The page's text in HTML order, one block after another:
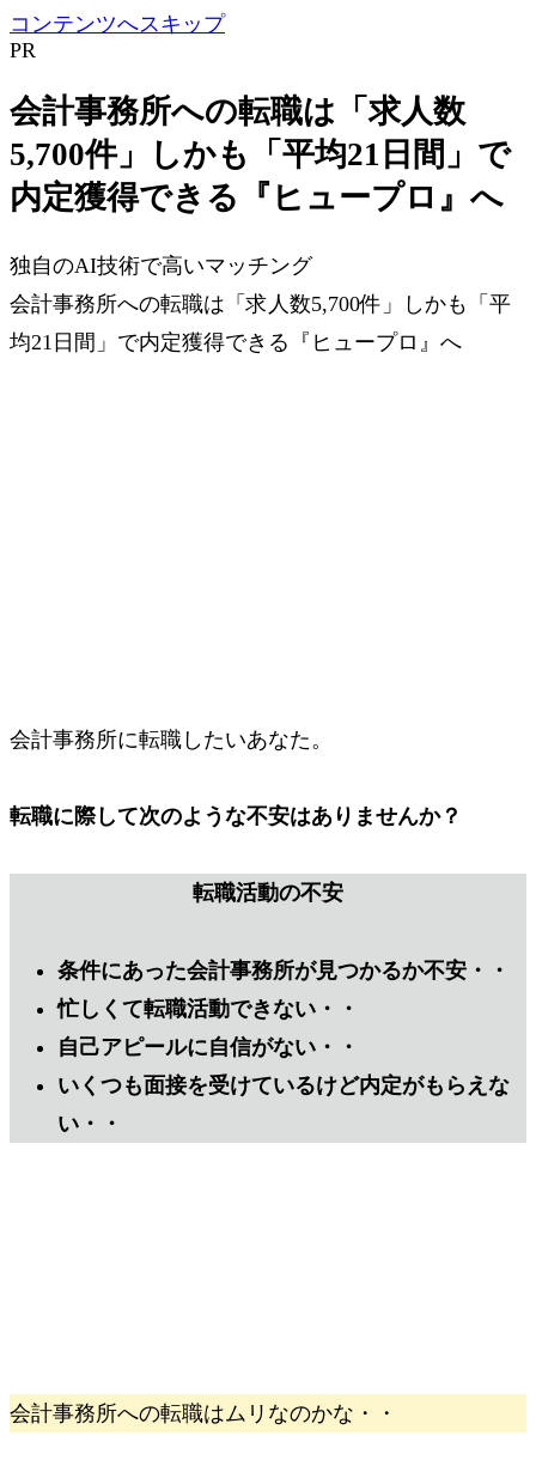
コンテンツへスキップ
PR
会計事務所への転職は「求人数
5,700件」しかも「平均21日間」で
内定獲得できる『ヒュープロ』へ
独自のAI技術で高いマッチング
会計事務所への転職は「求人数5,700件」しかも「平
均21日間」で内定獲得できる『ヒュープロ』へ
会計事務所に転職したいあなた。
転職に際して次のような不安はありませんか？
転職活動の不安
条件にあった会計事務所が見つかるか不安・・
忙しくて転職活動できない・・
自己アピールに自信がない・・
いくつも面接を受けているけど内定がもらえな
い・・
会計事務所への転職はムリなのかな・・